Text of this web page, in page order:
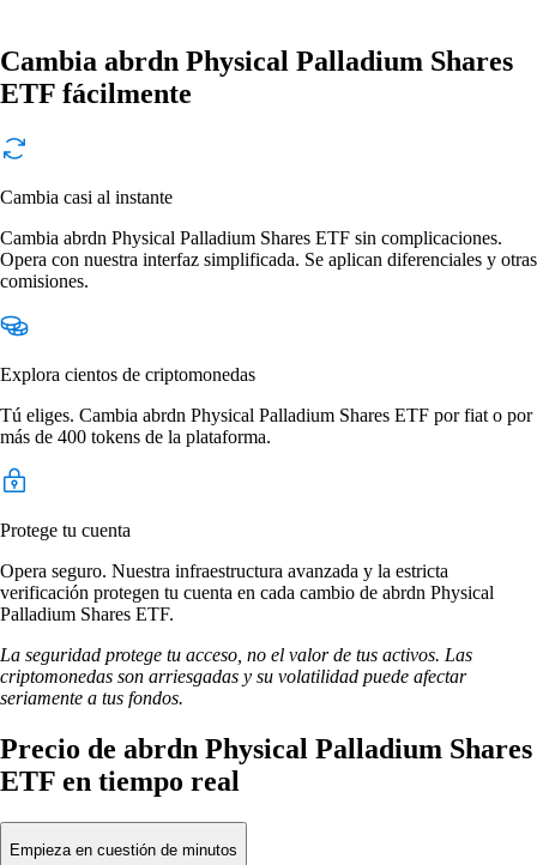
Cambia abrdn Physical Palladium Shares
ETF fácilmente
Cambia casi al instante
Cambia abrdn Physical Palladium Shares ETF sin complicaciones.
Opera con nuestra interfaz simplificada. Se aplican diferenciales y otras
comisiones.
Explora cientos de criptomonedas
Tú eliges. Cambia abrdn Physical Palladium Shares ETF por fiat o por
más de 400 tokens de la plataforma.
Protege tu cuenta
Opera seguro. Nuestra infraestructura avanzada y la estricta
verificación protegen tu cuenta en cada cambio de abrdn Physical
Palladium Shares ETF.
La seguridad protege tu acceso, no el valor de tus activos. Las
criptomonedas son arriesgadas y su volatilidad puede afectar
seriamente a tus fondos.
Precio de abrdn Physical Palladium Shares
ETF en tiempo real
Empieza en cuestión de minutos